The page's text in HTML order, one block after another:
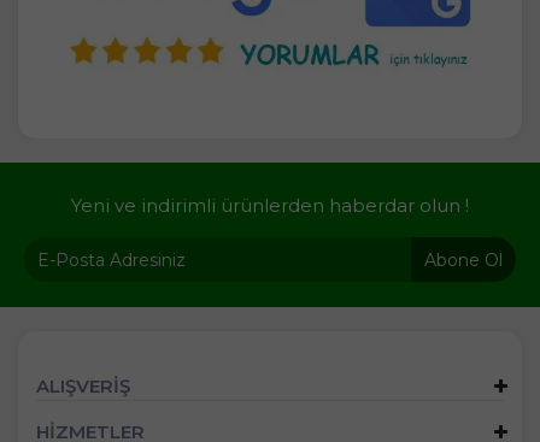
Yeni ve indirimli ürünlerden haberdar olun !
Abone Ol
ALIŞVERİŞ
HİZMETLER